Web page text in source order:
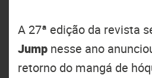
A 27ª edição da revista
Jump nesse ano
retorno do mangá de